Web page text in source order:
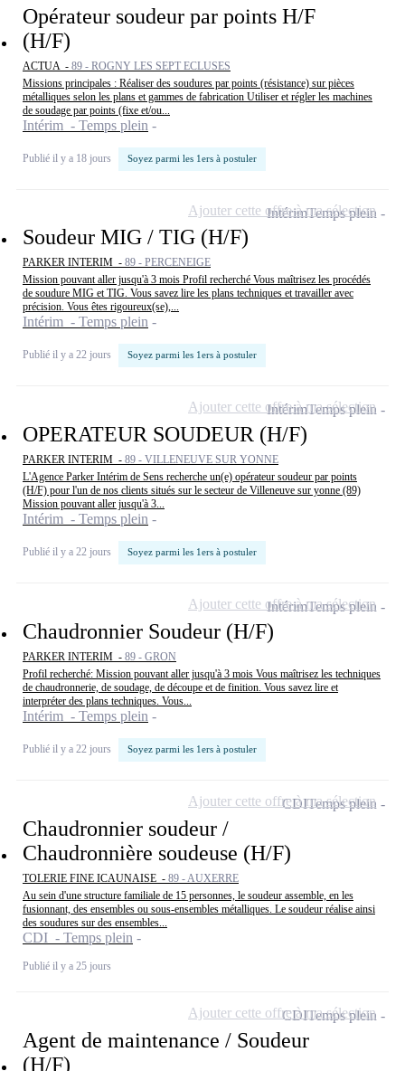
Opérateur soudeur par points H/F
(H/F)
ACTUA - 89 - ROGNY LES SEPT ECLUSES
Missions principales : Réaliser des soudures par points (résistance) sur pièces
métalliques selon les plans et gammes de fabrication Utiliser et régler les machines
de soudage par points (fixe et/ou...
Intérim - Temps plein
Publié il y a 18 jours Soyez parmi les 1ers à postuler
Soudeur MIG / TIG (H/F)
PARKER INTERIM - 89 - PERCENEIGE
Mission pouvant aller jusqu'à 3 mois Profil recherché Vous maîtrisez les procédés
de soudure MIG et TIG. Vous savez lire les plans techniques et travailler avec
précision. Vous êtes rigoureux(se),...
Intérim - Temps plein
Publié il y a 22 jours Soyez parmi les 1ers à postuler
IntérimTemps plein
Ajouter cette offre à ma sélection
OPERATEUR SOUDEUR (H/F)
PARKER INTERIM - 89 - VILLENEUVE SUR YONNE
L'Agence Parker Intérim de Sens recherche un(e) opérateur soudeur par points
(H/F) pour l'un de nos clients situés sur le secteur de Villeneuve sur yonne (89)
Mission pouvant aller jusqu'à 3...
Intérim - Temps plein
Publié il y a 22 jours Soyez parmi les 1ers à postuler
IntérimTemps plein
Ajouter cette offre à ma sélection
Chaudronnier Soudeur (H/F)
PARKER INTERIM - 89 - GRON
Profil recherché: Mission pouvant aller jusqu'à 3 mois Vous maîtrisez les techniques
de chaudronnerie, de soudage, de découpe et de finition. Vous savez lire et
interpréter des plans techniques. Vous...
Intérim - Temps plein
Publié il y a 22 jours Soyez parmi les 1ers à postuler
IntérimTemps plein
Ajouter cette offre à ma sélection
Chaudronnier soudeur /
Chaudronnière soudeuse (H/F)
TOLERIE FINE ICAUNAISE - 89 - AUXERRE
Au sein d'une structure familiale de 15 personnes, le soudeur assemble, en les
fusionnant, des ensembles ou sous-ensembles métalliques. Le soudeur réalise ainsi
des soudures sur des ensembles...
CDI - Temps plein
Publié il y a 25 jours
CDITemps plein
Ajouter cette offre à ma sélection
Agent de maintenance / Soudeur
(H/F)
CDITemps plein
Ajouter cette offre à ma sélection